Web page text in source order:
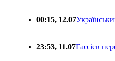
00:15, 12.07
23:53, 11.07Гассієв